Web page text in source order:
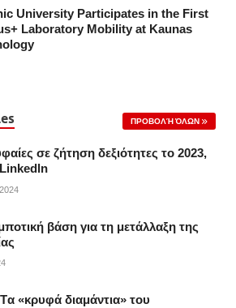
University Participates in the First
Laboratory Mobility at Kaunas
ΠΡΟΒΟΛΉ ΌΛΩΝ
σε ζήτηση δεξιότητες το 2023,
βάση για τη μετάλλαξη της
«κρυφά διαμάντια» του